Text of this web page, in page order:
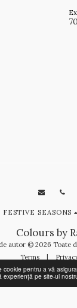
cookie pentru a vă
pe site-ul
70
Colours by
autor © 2026 Toate
Terms |
FESTIVE SEASONS